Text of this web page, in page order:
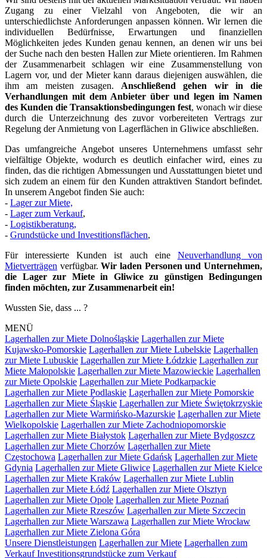
Zugang zu einer Vielzahl von Angeboten, die wir an
unterschiedlichste Anforderungen anpassen können. Wir lernen die
individuellen Bedürfnisse, Erwartungen und finanziellen
Möglichkeiten jedes Kunden genau kennen, an denen wir uns bei
der Suche nach den besten Hallen zur Miete orientieren. Im Rahmen
der Zusammenarbeit schlagen wir eine Zusammenstellung von
Lagern vor, und der Mieter kann daraus diejenigen auswählen, die
ihm am meisten zusagen. Anschließend gehen wir in die
Verhandlungen mit dem Anbieter über und legen im Namen
des Kunden die Transaktionsbedingungen fest, wonach wir diese
durch die Unterzeichnung des zuvor vorbereiteten Vertrags zur
Regelung der Anmietung von Lagerflächen in Gliwice abschließen.
Das umfangreiche Angebot unseres Unternehmens umfasst sehr
vielfältige Objekte, wodurch es deutlich einfacher wird, eines zu
finden, das die richtigen Abmessungen und Ausstattungen bietet und
sich zudem an einem für den Kunden attraktiven Standort befindet.
In unserem Angebot finden Sie auch:
- Lager zur Miete,
- Lager zum Verkauf,
- Logistikberatung,
- Grundstücke und Investitionsflächen,
Für interessierte Kunden ist auch eine Neuverhandlung von
Mietverträgen verfügbar.Wir laden Personen und Unternehmen,
die Lager zur Miete in Gliwice zu günstigen Bedingungen
finden möchten, zur Zusammenarbeit ein!
Wussten Sie, dass ... ?
MENÜ
Lagerhallen zur Miete Dolnośląskie Lagerhallen zur Miete
Kujawsko-Pomorskie Lagerhallen zur Miete Lubelskie Lagerhallen
zur Miete Lubuskie Lagerhallen zur Miete Łódzkie Lagerhallen zur
Miete Małopolskie Lagerhallen zur Miete Mazowieckie Lagerhallen
zur Miete Opolskie Lagerhallen zur Miete Podkarpackie
Lagerhallen zur Miete Podlaskie Lagerhallen zur Miete Pomorskie
Lagerhallen zur Miete Śląskie Lagerhallen zur Miete Świętokrzyskie
Lagerhallen zur Miete Warmińsko-Mazurskie Lagerhallen zur Miete
Wielkopolskie Lagerhallen zur Miete Zachodniopomorskie
Lagerhallen zur Miete Białystok Lagerhallen zur Miete Bydgoszcz
Lagerhallen zur Miete Chorzów Lagerhallen zur Miete
Częstochowa Lagerhallen zur Miete Gdańsk Lagerhallen zur Miete
Gdynia Lagerhallen zur Miete Gliwice Lagerhallen zur Miete Kielce
Lagerhallen zur Miete Kraków Lagerhallen zur Miete Lublin
Lagerhallen zur Miete Łódź Lagerhallen zur Miete Olsztyn
Lagerhallen zur Miete Opole Lagerhallen zur Miete Poznań
Lagerhallen zur Miete Rzeszów Lagerhallen zur Miete Szczecin
Lagerhallen zur Miete Warszawa Lagerhallen zur Miete Wrocław
Lagerhallen zur Miete Zielona Góra
Unsere Dienstleistungen Lagerhallen zur Miete Lagerhallen zum
VerkaufInvestitionsgrundstücke zum Verkauf